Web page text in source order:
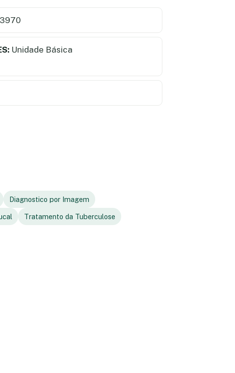
Unidade Básica
Diagnostico por Imagem
Tratamento da Tuberculose